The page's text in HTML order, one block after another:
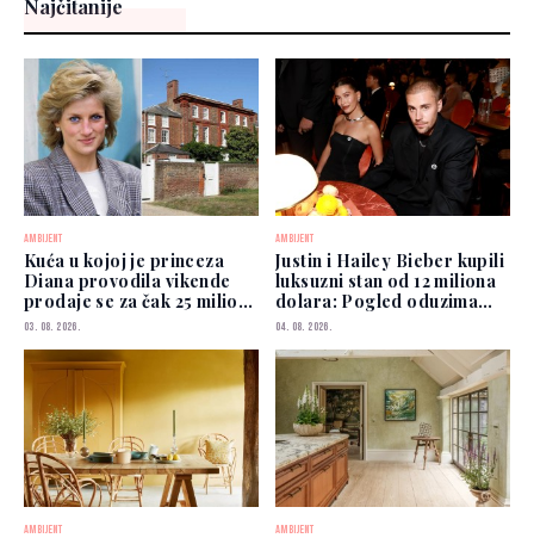
Najčitanije
AMBIJENT
Kuća u kojoj je princeza
Diana provodila vikende
prodaje se za čak 25 miliona
funti
03. 08. 2026.
AMBIJENT
Justin i Hailey Bieber kupili
luksuzni stan od 12 miliona
dolara: Pogled oduzima
dah
04. 08. 2026.
AMBIJENT AMBIJENT